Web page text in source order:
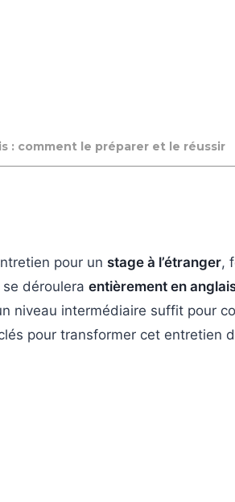
: comment le préparer et le réussir
pour un stage à l’étranger,
se déroulera entièrement en
niveau intermédiaire suffit pour
pour transformer cet entretien